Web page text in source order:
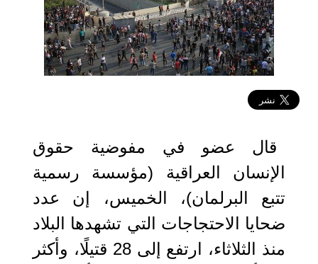
قال عضو في مفوضية حقوق
الإنسان العراقية (مؤسسة رسمية
تتبع البرلمان)، الخميس، إن عدد
ضحايا الاحتجاجات التي تشهدها البلاد
منذ الثلاثاء، ارتفع إلى 28 قتيلًا، وأكثر